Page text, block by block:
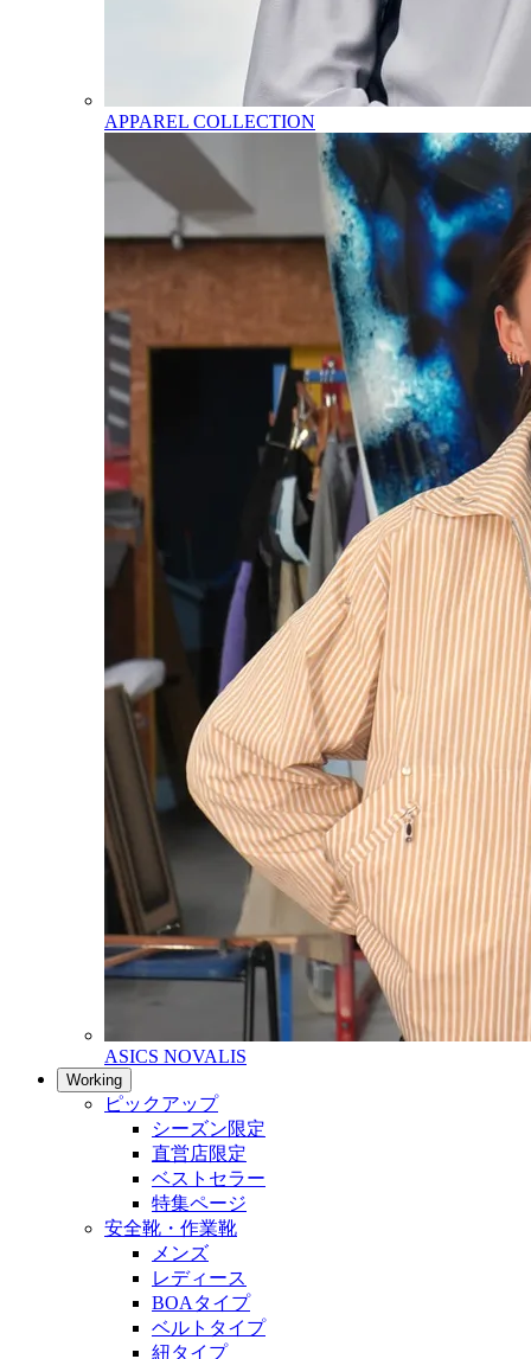
APPAREL COLLECTION
ASICS NOVALIS
Working
ピックアップ
シーズン限定
直営店限定
ベストセラー
特集ページ
安全靴・作業靴
メンズ
レディース
BOAタイプ
ベルトタイプ
紐タイプ